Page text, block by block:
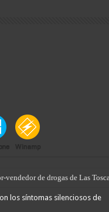
de drogas de Las
gobierno de Javier Milei
los síntomas silenciosos de